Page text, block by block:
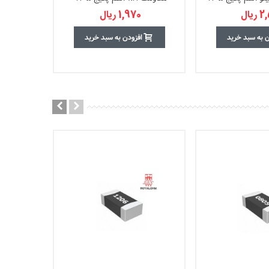
به سبد خرید
1,970 ریال
افزودن به سبد خرید